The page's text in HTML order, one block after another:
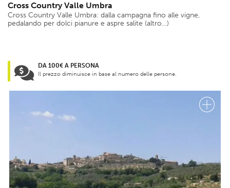
Cross Country Valle Umbra
Cross Country Valle Umbra: dalla campagna fino alle vigne,
pedalando per dolci pianure e aspre salite (altro…)
DA 100€ A PERSONA
Il prezzo diminuisce in base al numero delle persone.